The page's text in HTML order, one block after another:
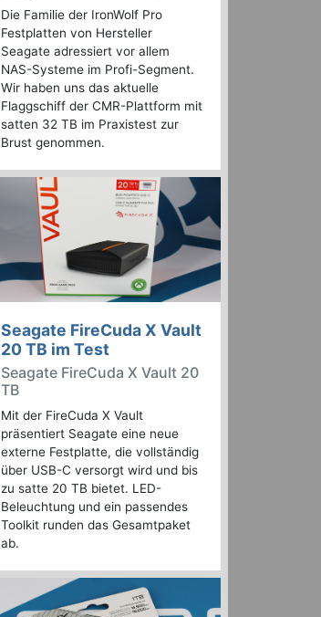
Die Familie der IronWolf Pro
Festplatten von Hersteller
Seagate adressiert vor allem
NAS-Systeme im Profi-Segment.
Wir haben uns das aktuelle
Flaggschiff der CMR-Plattform mit
satten 32 TB im Praxistest zur
Brust genommen.
Seagate FireCuda X Vault
20 TB im Test
Seagate FireCuda X Vault 20
TB
Mit der FireCuda X Vault
präsentiert Seagate eine neue
externe Festplatte, die vollständig
über USB-C versorgt wird und bis
zu satte 20 TB bietet. LED-
Beleuchtung und ein passendes
Toolkit runden das Gesamtpaket
ab.